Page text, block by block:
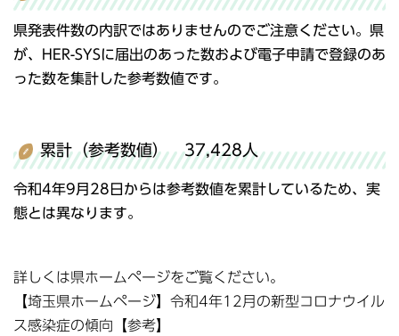
県発表件数の内訳ではありませんのでご注意ください。県
が、HER-SYSに届出のあった数および電子申請で登録のあ
った数を集計した参考数値です。
累計（参考数値） 37,428人
令和4年9月28日からは参考数値を累計しているため、実
態とは異なります。
詳しくは県ホームページをご覧ください。
【埼玉県ホームページ】令和4年12月の新型コロナウイル
ス感染症の傾向【参考】